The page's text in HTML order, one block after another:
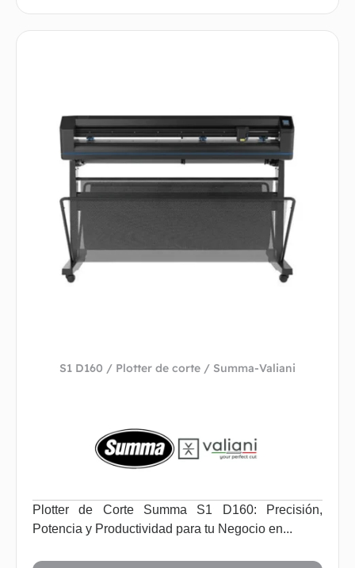
S1 D160 / Plotter de corte / Summa-Valiani
Plotter de Corte Summa S1 D160: Precisión,
Potencia y Productividad para tu Negocio en...